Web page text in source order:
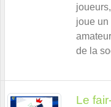
joue un
de la
Le